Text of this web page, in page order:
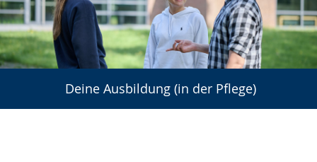
Deine Ausbildung (in der Pflege)